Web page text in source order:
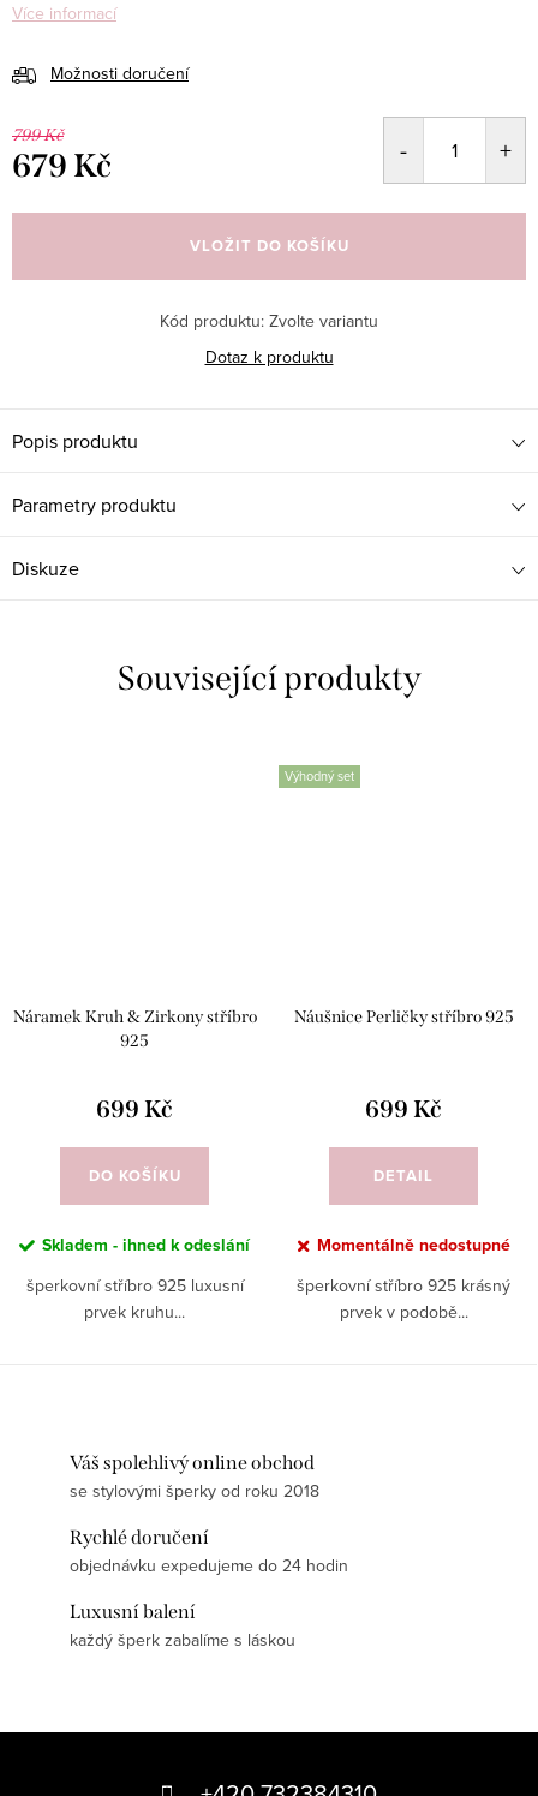
Více informací
Možnosti doručení
799 Kč
679 Kč
cena:
VLOŽIT DO KOŠÍKU
Kód produktu: Zvolte variantu
Dotaz k produktu
Popis produktu
Parametry produktu
Diskuze
Související produkty
Náramek Kruh & Zirkony stříbro
925
699 Kč
DO KOŠÍKU
Skladem - ihned k odeslání
šperkovní stříbro 925 luxusní
prvek kruhu...
Výhodný set
Náušnice Perličky stříbro 925
699 Kč
DETAIL
Momentálně nedostupné
šperkovní stříbro 925 krásný
prvek v podobě...
Váš spolehlivý online obchod
se stylovými šperky od roku 2018
Rychlé doručení
objednávku expedujeme do 24 hodin
Luxusní balení
každý šperk zabalíme s láskou